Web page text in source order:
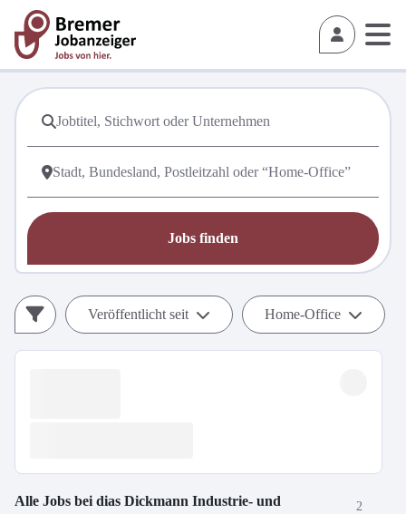
Jobs finden
Veröffentlicht seit Home-Office
Alle Jobs bei dias Dickmann Industrie- und
2